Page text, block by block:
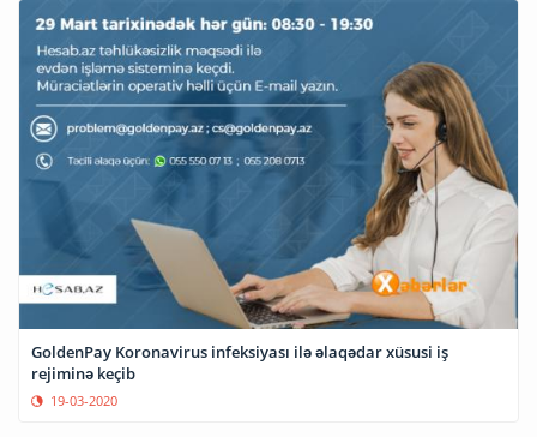
GoldenPay Koronavirus infeksiyası ilə əlaqədar xüsusi iş
rejiminə keçib
19-03-2020